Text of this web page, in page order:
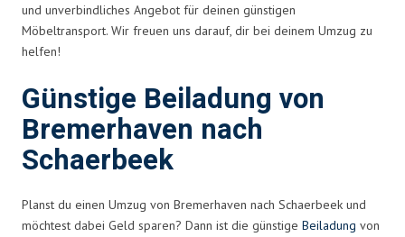
und unverbindliches Angebot für deinen günstigen
Möbeltransport. Wir freuen uns darauf, dir bei deinem Umzug zu
helfen!
Günstige Beiladung von
Bremerhaven nach
Schaerbeek
Planst du einen Umzug von Bremerhaven nach Schaerbeek und
möchtest dabei Geld sparen? Dann ist die günstige Beiladung von